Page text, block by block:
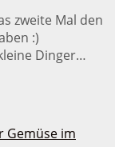
zweite Mal den
:)
Dinger…
Gemüse im